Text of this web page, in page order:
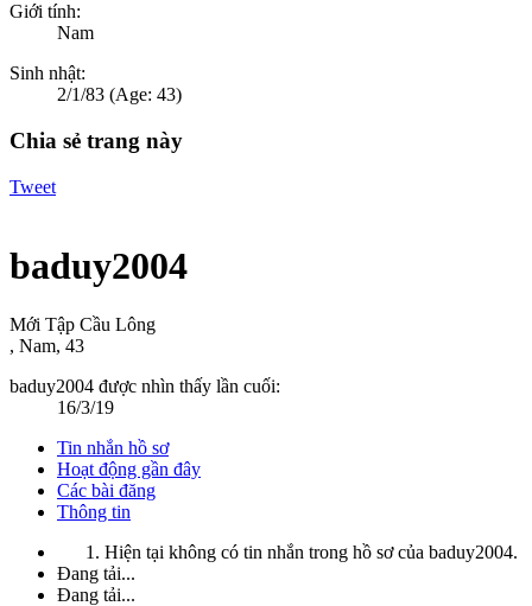
Giới tính:
Nam
Sinh nhật:
2/1/83 (Age: 43)
Chia sẻ trang này
Tweet
baduy2004
Mới Tập Cầu Lông
, Nam, 43
baduy2004 được nhìn thấy lần cuối:
16/3/19
Tin nhắn hồ sơ
Hoạt động gần đây
Các bài đăng
Thông tin
Hiện tại không có tin nhắn trong hồ sơ của baduy2004.
Đang tải...
Đang tải...